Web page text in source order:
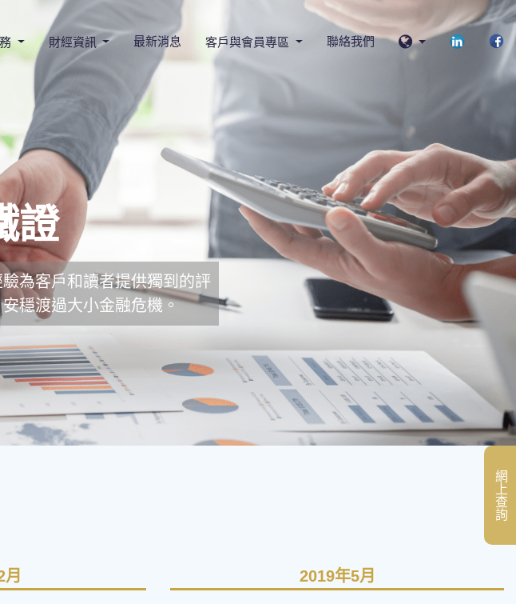
財經資訊 最新消息 客戶與會員專區 聯絡我們
證
為客戶和讀者提供獨到的評
穩渡過大小金融危機。
2019年5月
網上查詢